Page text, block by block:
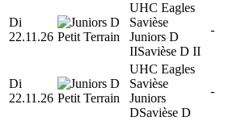
Di
22.11.26
UHC Eagles
Savièse
Juniors D
IISavièse D II
-
Di
22.11.26
UHC Eagles
Savièse
Juniors
DSavièse D
-